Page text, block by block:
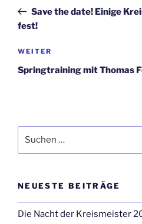
Beitrag
Save the date! Einige
fest!
Nächster
Beitrag
WEITER
Springtraining mit Thomas
nach:
NEUESTE BEITRÄGE
Die Nacht der Kreismeister